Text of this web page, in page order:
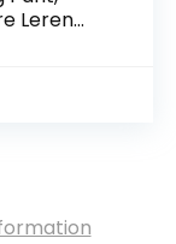
Leren
Jongens